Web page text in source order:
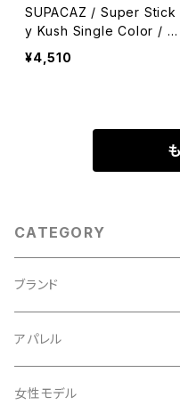
SUPACAZ / Super Stick
y Kush Single Color / Bl
ack
¥4,510
CATEGORY
ブランド
ABUS/アブス
ADEPT/アデプト
アパレル
Tシャツ
女性モデル